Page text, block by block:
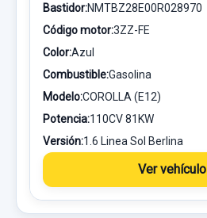
Bastidor:NMTBZ28E00R028970
Código motor:3ZZ-FE
Color:Azul
Combustible:Gasolina
Modelo:COROLLA (E12)
Potencia:110CV 81KW
Versión:1.6 Linea Sol Berlina
Ver vehículo